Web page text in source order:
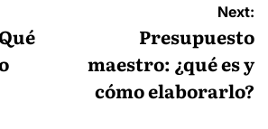
Next:
Presupuesto
maestro: ¿qué es y
cómo elaborarlo?